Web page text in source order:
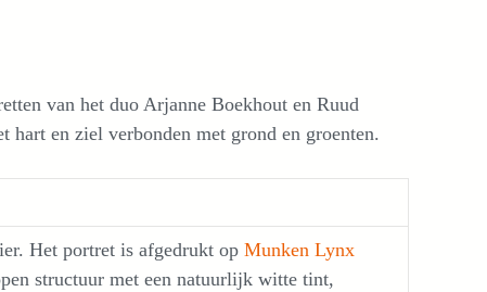
van het duo Arjanne Boekhout en Ruud
hart en ziel verbonden met grond en groenten.
Het portret is afgedrukt op Munken Lynx
structuur met een natuurlijk witte tint,